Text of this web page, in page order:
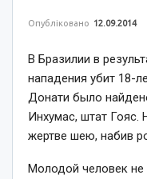
Опубліковано 12.09.2014
В Бразилии в
нападения убит 18-
Донати было
Инхумас, штат Гояс.
жертве шею, набив
Молодой человек не